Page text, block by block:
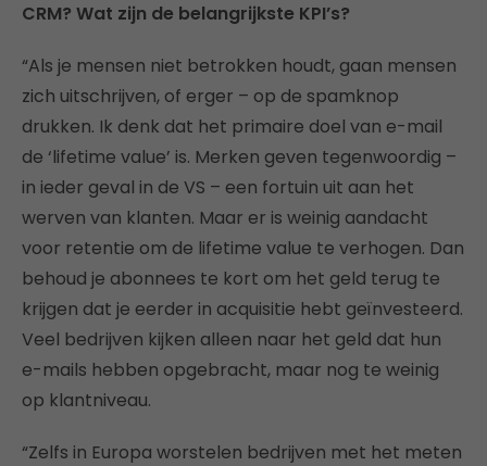
CRM? Wat zijn de belangrijkste KPI’s?
“Als je mensen niet betrokken houdt, gaan mensen
zich uitschrijven, of erger – op de spamknop
drukken. Ik denk dat het primaire doel van e-mail
de ‘lifetime value’ is. Merken geven tegenwoordig –
in ieder geval in de VS – een fortuin uit aan het
werven van klanten. Maar er is weinig aandacht
voor retentie om de lifetime value te verhogen. Dan
behoud je abonnees te kort om het geld terug te
krijgen dat je eerder in acquisitie hebt geïnvesteerd.
Veel bedrijven kijken alleen naar het geld dat hun
e-mails hebben opgebracht, maar nog te weinig
op klantniveau.
“Zelfs in Europa worstelen bedrijven met het meten